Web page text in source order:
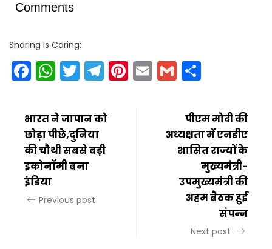
Comments
Sharing Is Caring:
Facebook
WhatsApp
Twitter
Telegram
Pinterest
EmailGmail
भारत ने जापान को
छोड़ा पीछे,दुनिया
की चौथी सबसे बड़ी
इकोनॉमी बना
इंडिया
Previous post
पीएम मोदी की
अध्यक्षता में एनडीए
शासित राज्यों के
मुख्यमंत्री-
उपमुख्यमंत्री की
अहम बैठक हुई
संपन्न
Next post